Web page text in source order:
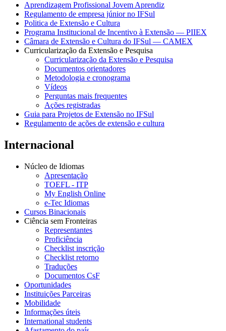
Aprendizagem Profissional Jovem Aprendiz
Regulamento de empresa júnior no IFSul
Politica de Extensão e Cultura
Programa Institucional de Incentivo à Extensão — PIIEX
Câmara de Extensão e Cultura do IFSul — CAMEX
Curricularização da Extensão e Pesquisa
Curricularização da Extensão e Pesquisa
Documentos orientadores
Metodologia e cronograma
Vídeos
Perguntas mais frequentes
Ações registradas
Guia para Projetos de Extensão no IFSul
Regulamento de ações de extensão e cultura
Internacional
Núcleo de Idiomas
Apresentação
TOEFL - ITP
My English Online
e-Tec Idiomas
Cursos Binacionais
Ciência sem Fronteiras
Representantes
Proficiência
Checklist inscrição
Checklist retorno
Traduções
Documentos CsF
Oportunidades
Instituições Parceiras
Mobilidade
Informações úteis
International students